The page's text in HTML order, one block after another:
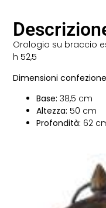
Orologio su braccio
h 52,5
Dimensioni
Base: 38,5 cm
Altezza: 50 cm
Profondità: 62